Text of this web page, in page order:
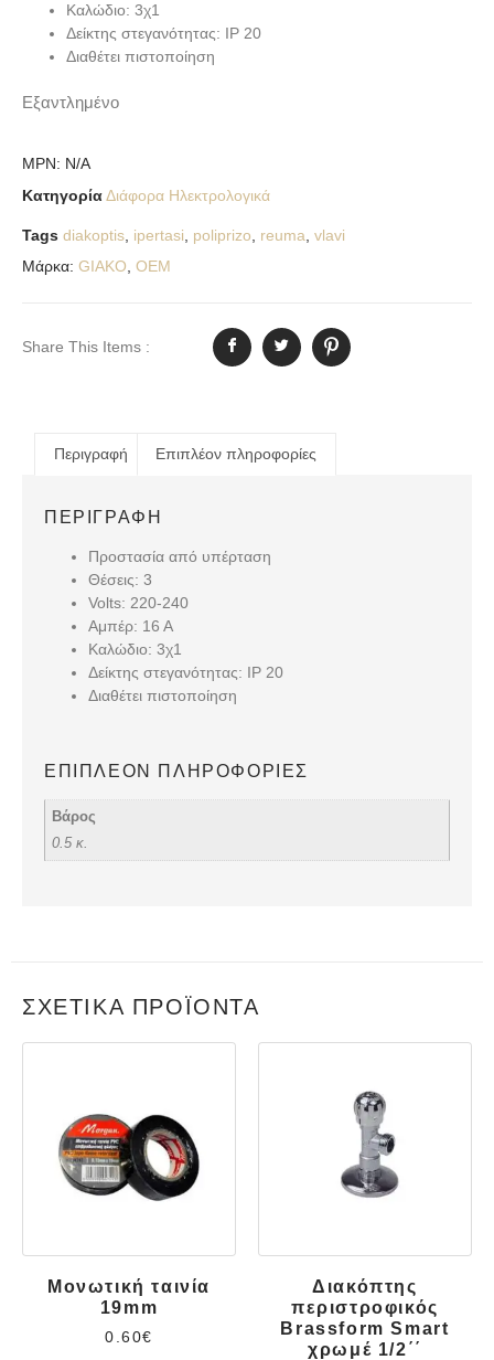
Καλώδιο: 3χ1
Δείκτης στεγανότητας: IP 20
Διαθέτει πιστοποίηση
Εξαντλημένο
MPN: N/A
ΚατηγορίαΔιάφορα Ηλεκτρολογικά
Tags diakoptis ipertasi poliprizo reuma vlavi
Μάρκα: GIAKO OEM
Share This Items :
Περιγραφή Επιπλέον πληροφορίες
ΠΕΡΙΓΡΑΦΉ
Προστασία από υπέρταση
Θέσεις: 3
Volts: 220-240
Αμπέρ: 16 Α
Καλώδιο: 3χ1
Δείκτης στεγανότητας: IP 20
Διαθέτει πιστοποίηση
ΕΠΙΠΛΈΟΝ ΠΛΗΡΟΦΟΡΊΕΣ
Βάρος
0.5 κ.
ΣΧΕΤΙΚΆ ΠΡΟΪΌΝΤΑ
Μονωτική ταινία
19mm
0.60€
Διακόπτης
περιστροφικός
Brassform Smart
χρωμέ 1/2΄΄